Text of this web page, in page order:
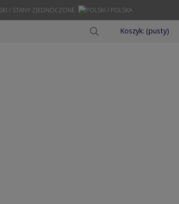
Koszyk: (pusty)